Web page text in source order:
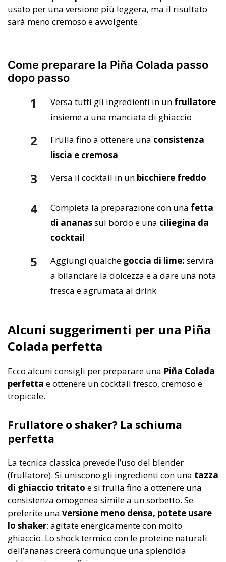
usato per una versione più leggera, ma il risultato
sarà meno cremoso e avvolgente.
Come preparare la Piña Colada passo
dopo passo
Versa tutti gli ingredienti in un frullatore
insieme a una manciata di ghiaccio
Frulla fino a ottenere una consistenza
liscia e cremosa
Versa il cocktail in un bicchiere freddo
Completa la preparazione con una fetta
di ananassul bordo e una ciliegina da
cocktail
Aggiungi qualche goccia di lime: servirà
a bilanciare la dolcezza e a dare una nota
fresca e agrumata al drink
Alcuni suggerimenti per una Piña
Colada perfetta
Ecco alcuni consigli per preparare una Piña Colada
perfetta e ottenere un cocktail fresco, cremoso e
tropicale.
Frullatore o shaker? La schiuma
perfetta
La tecnica classica prevede l’uso del blender
(frullatore). Si uniscono gli ingredienti con una tazza
di ghiaccio tritato e si frulla fino a ottenere una
consistenza omogenea simile a un sorbetto. Se
preferite una versione meno densa, potete usare
lo shaker: agitate energicamente con molto
ghiaccio. Lo shock termico con le proteine naturali
dell’ananas creerà comunque una splendida